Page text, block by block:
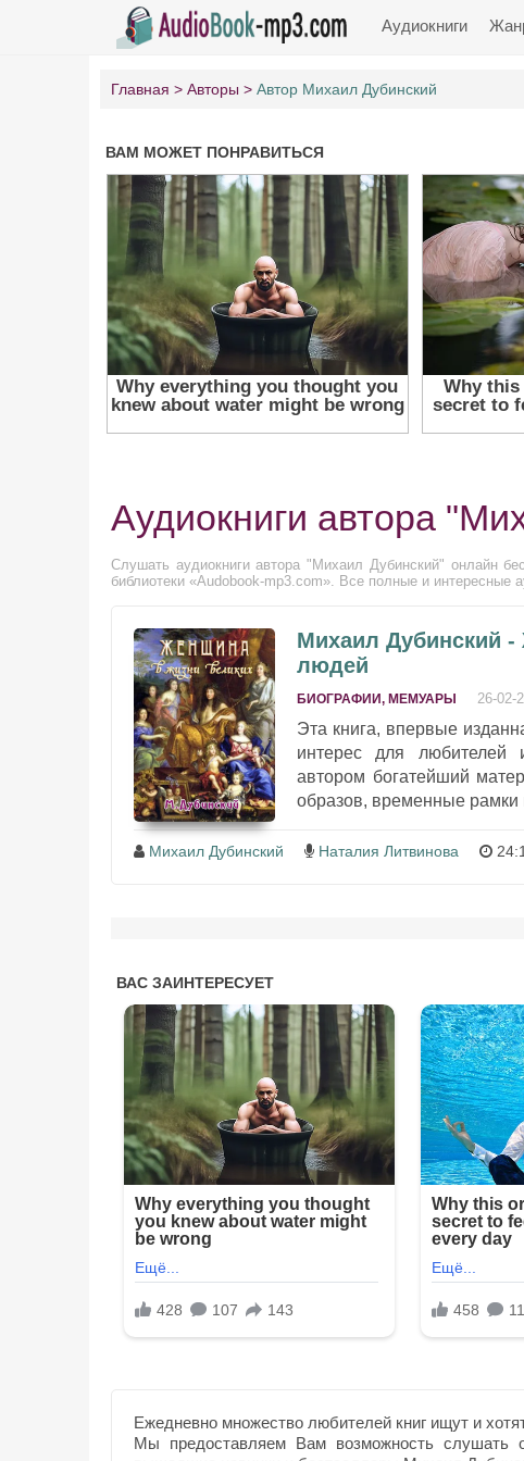
Аудиокниги
Главная Авторы Автор Михаил Дубинский
Аудиокниги автора
Слушать аудиокниги автора "Михаил Дубинский" онлайн
библиотеки «Audobook-mp3.com». Все полные и интересные
Михаил Дубинский
людей
БИОГРАФИИ, МЕМУАРЫ 26-02-
Эта книга, впервые
интерес для любителей
автором богатейший
образов, временные рамки
Михаил Дубинский Наталия Литвинова
Ежедневно множество любителей книг ищут и
Мы предоставляем Вам возможность слушать